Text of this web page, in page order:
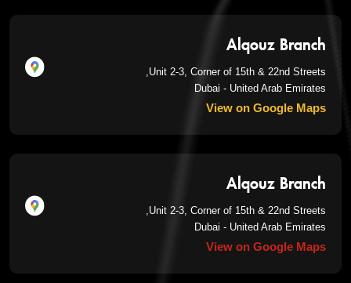
Alqouz Branch
Unit 2-3, Corner of 15th & 22nd Streets,
Dubai - United Arab Emirates
View on Google Maps
Alqouz Branch
Unit 2-3, Corner of 15th & 22nd Streets,
Dubai - United Arab Emirates
View on Google Maps